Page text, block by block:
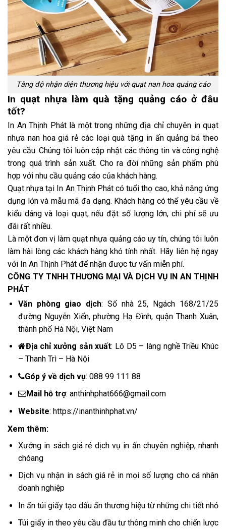
Tăng độ nhận diện thương hiệu với quạt nan hoa quảng cáo
In quạt nhựa làm quà tặng quảng cáo ở đâu
tốt?
In An Thịnh Phát là một trong những địa chỉ chuyên in quạt
nhựa nan hoa giá rẻ các loại quà tặng in ấn quảng bá theo
yêu cầu. Chúng tôi luôn cập nhật các thông tin và công nghệ
trong quá trình sản xuất. Cho ra đời những sản phẩm phù
hợp với nhu cầu quảng cáo của khách hàng.
Quạt nhựa tại In An Thịnh Phát có tuổi thọ cao, khả năng ứng
dụng lớn và mẫu mã đa dạng. Khách hàng có thể yêu cầu về
kiểu dáng và loại quạt, nếu đặt số lượng lớn, chi phí sẽ ưu
đãi rất nhiều.
Là một đơn vị làm quạt nhựa quảng cáo uy tín, chúng tôi luôn
làm hài lòng các khách hàng khó tính nhất. Hãy liên hệ ngay
với In An Thịnh Phát để nhận được tư vấn miễn phí.
CÔNG TY TNHH THƯƠNG MẠI VÀ DỊCH VỤ IN AN THỊNH
PHÁT
Văn phòng giao dịch: Số nhà 25, Ngách 168/21/25
đường Nguyễn Xiển, phường Hạ Đình, quận Thanh Xuân,
thành phố Hà Nội, Việt Nam
Địa chỉ xưởng sản xuất: Lô D5 – làng nghề Triều Khúc
– Thanh Trì – Hà Nội
Góp ý về dịch vụ: 088 99 111 88
Mail hỗ trợ: anthinhphat666@gmail.com
Website: https://inanthinhphat.vn/
Xem thêm:
Xưởng in sách giá rẻ dịch vụ in ấn chuyên nghiệp, nhanh
chóang
Dịch vụ nhận in sách giá rẻ in mọi số lượng cho cá nhân
doanh nghiệp
In ấn túi giấy tạo dấu ấn thương hiệu từ những chi tiết nhỏ
Túi giấy in theo yêu cầu đầu tư thông minh cho chiến lược